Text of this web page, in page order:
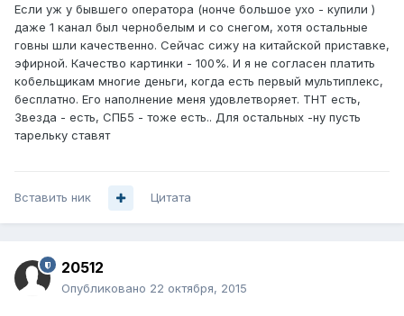
Если уж у бывшего оператора (нонче большое ухо - купили )
даже 1 канал был чернобелым и со снегом, хотя остальные
говны шли качественно. Сейчас сижу на китайской приставке,
эфирной. Качество картинки - 100%. И я не согласен платить
кобельщикам многие деньги, когда есть первый мультиплекс,
бесплатно. Его наполнение меня удовлетворяет. ТНТ есть,
Звезда - есть, СПБ5 - тоже есть.. Для остальных -ну пусть
тарельку ставят
Вставить ник Цитата
20512
Опубликовано 22 октября, 2015